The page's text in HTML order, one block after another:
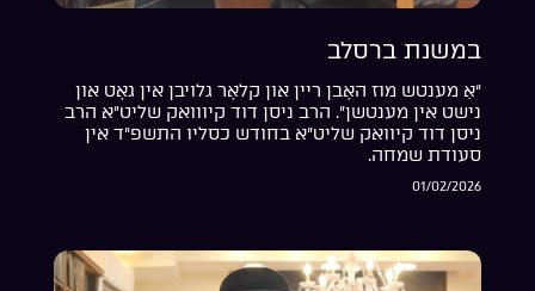
במשנת ברסלב
“אַ מענטש מוז האָבן ריין און קלאָר גלויבן אין גאָט און
נישט אין מענטשן”. הרב ניסן דוד קיווואק שליט”א הרב
ניסן דוד קיוואק שליט”א בחודש כסליו התשפ”ד אין
סעודת שמחה.
01/02/2026